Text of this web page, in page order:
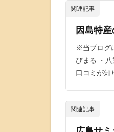
関連記事
因島特
※当ブログ
びまる ・八
口コミが知
関連記事